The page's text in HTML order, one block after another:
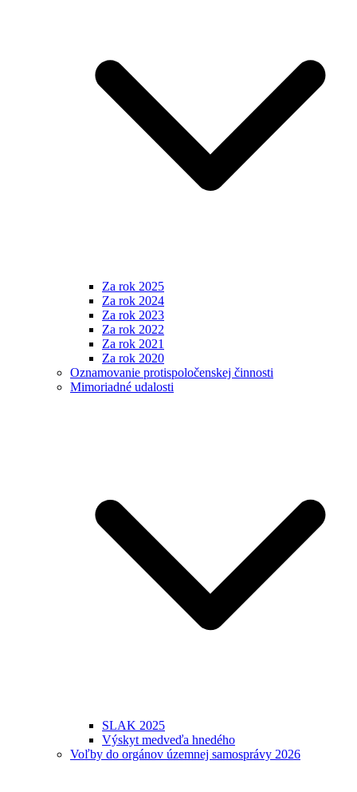
Za rok 2025
Za rok 2024
Za rok 2023
Za rok 2022
Za rok 2021
Za rok 2020
Oznamovanie protispoločenskej činnosti
Mimoriadné udalosti
SLAK 2025
Výskyt medveďa hnedého
Voľby do orgánov územnej samosprávy 2026